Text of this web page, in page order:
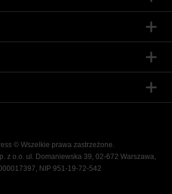
© Wszelkie prawa zastrzeżone.
z o.o. ul. Domaniewska 39, 02-672 Warszawa,
NIP 951-19-72-542